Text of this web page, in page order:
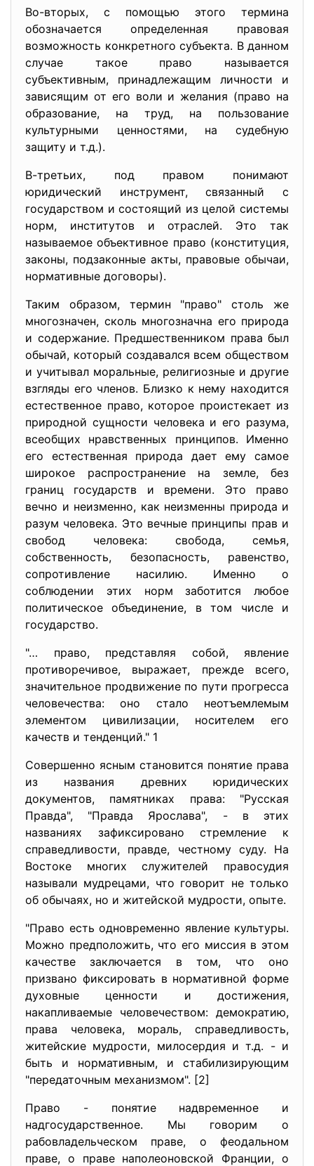
Во-вторых, с помощью этого термина
обозначается определенная правовая
возможность конкретного субъекта. В данном
случае такое право называется
субъективным, принадлежащим личности и
зависящим от его воли и желания (право на
образование, на труд, на пользование
культурными ценностями, на судебную
защиту и т.д.).
В-третьих, под правом понимают
юридический инструмент, связанный с
государством и состоящий из целой системы
норм, институтов и отраслей. Это так
называемое объективное право (конституция,
законы, подзаконные акты, правовые обычаи,
нормативные договоры).
Таким образом, термин "право" столь же
многозначен, сколь многозначна его природа
и содержание. Предшественником права был
обычай, который создавался всем обществом
и учитывал моральные, религиозные и другие
взгляды его членов. Близко к нему находится
естественное право, которое проистекает из
природной сущности человека и его разума,
всеобщих нравственных принципов. Именно
его естественная природа дает ему самое
широкое распространение на земле, без
границ государств и времени. Это право
вечно и неизменно, как неизменны природа и
разум человека. Это вечные принципы прав и
свобод человека: свобода, семья,
собственность, безопасность, равенство,
сопротивление насилию. Именно о
соблюдении этих норм заботится любое
политическое объединение, в том числе и
государство.
"… право, представляя собой, явление
противоречивое, выражает, прежде всего,
значительное продвижение по пути прогресса
человечества: оно стало неотъемлемым
элементом цивилизации, носителем его
качеств и тенденций." 1
Совершенно ясным становится понятие права
из названия древних юридических
документов, памятниках права: "Русская
Правда", "Правда Ярослава", - в этих
названиях зафиксировано стремление к
справедливости, правде, честному суду. На
Востоке многих служителей правосудия
называли мудрецами, что говорит не только
об обычаях, но и житейской мудрости, опыте.
"Право есть одновременно явление культуры.
Можно предположить, что его миссия в этом
качестве заключается в том, что оно
призвано фиксировать в нормативной форме
духовные ценности и достижения,
накапливаемые человечеством: демократию,
права человека, мораль, справедливость,
житейские мудрости, милосердия и т.д. - и
быть и нормативным, и стабилизирующим
"передаточным механизмом". [2]
Право - понятие надвременное и
надгосударственное. Мы говорим о
рабовладельческом праве, о феодальном
праве, о праве наполеоновской Франции, о